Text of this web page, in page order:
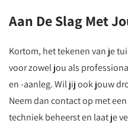
Aan De Slag Met
Kortom, het tekenen van je
voor zowel jou als
en -aanleg. Wil jij ook jouw
Neem dan contact op met
techniek beheerst en laat je